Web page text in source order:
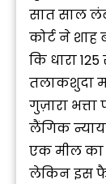
सात साल
कोर्ट ने
कि धारा
तलाकशुदा
गुज़ारा
लैंगिक
एक मील का
लेकिन इस